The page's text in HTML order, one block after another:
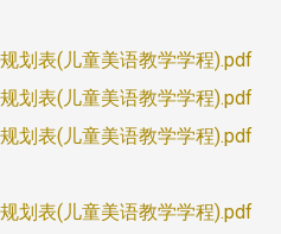
划表(儿童美语教学学程).pdf
划表(儿童美语教学学程).pdf
划表(儿童美语教学学程).pdf
划表(儿童美语教学学程).pdf